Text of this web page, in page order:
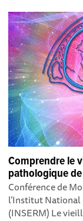
Comprendre le
pathologique
Conférence de
l’Institut National
(INSERM) Le